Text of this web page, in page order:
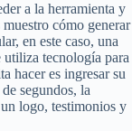
a la herramienta y
cómo generar
en este caso, una
tecnología para
hacer es ingresar su
segundos, la
logo, testimonios y